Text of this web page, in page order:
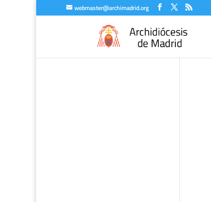
webmaster@archimadrid.org